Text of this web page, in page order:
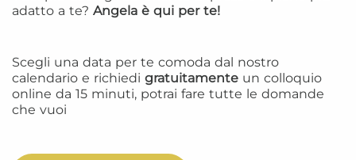
adatto a te? Angela è qui per te!
Scegli una data per te comoda dal nostro
calendario e richiedi gratuitamente un colloquio
online da 15 minuti, potrai fare tutte le domande
che vuoi